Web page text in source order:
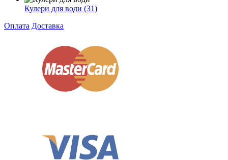
Кулери для води (31)
Оплата Доставка